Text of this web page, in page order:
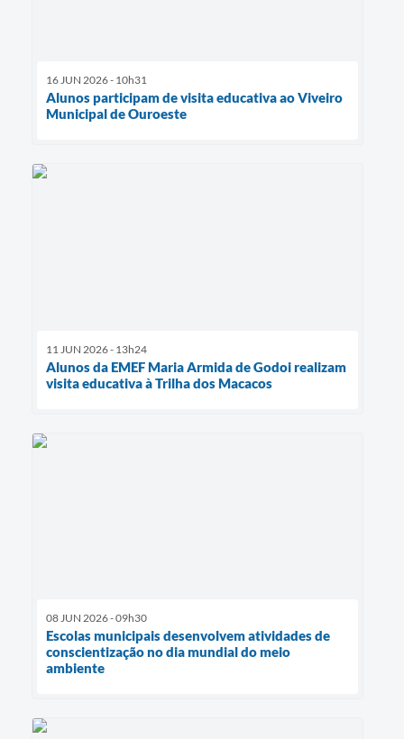
16 JUN 2026 - 10h31
Alunos participam de visita educativa ao Viveiro
Municipal de Ouroeste
11 JUN 2026 - 13h24
Alunos da EMEF Maria Armida de Godoi realizam
visita educativa à Trilha dos Macacos
08 JUN 2026 - 09h30
Escolas municipais desenvolvem atividades de
conscientização no dia mundial do meio
ambiente